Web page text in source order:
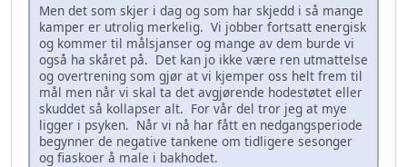
Men det som skjer i dag og som har skjedd i så mange
kamper er utrolig merkelig. Vi jobber fortsatt energisk
og kommer til målsjanser og mange av dem burde vi
også ha skåret på. Det kan jo ikke være ren utmattelse
og overtrening som gjør at vi kjemper oss helt frem til
mål men når vi skal ta det avgjørende hodestøtet eller
skuddet så kollapser alt. For vår del tror jeg at mye
ligger i psyken. Når vi nå har fått en nedgangsperiode
begynner de negative tankene om tidligere sesonger
og fiaskoer å male i bakhodet.